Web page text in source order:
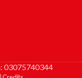
03075740344